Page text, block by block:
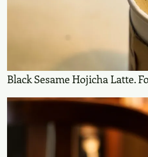
Black Sesame Hojicha Latte.